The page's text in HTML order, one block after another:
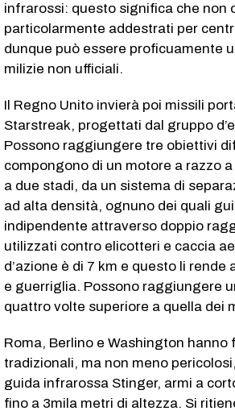
infrarossi: questo significa che non
particolarmente addestrati per
dunque può essere proficuamente
milizie non ufficiali.
Il Regno Unito invierà poi missili
Starstreak, progettati dal gruppo
Possono raggiungere tre obiettivi
compongono di un motore a razzo
a due stadi, da un sistema di
ad alta densità, ognuno dei quali
indipendente attraverso doppio
utilizzati contro elicotteri e caccia
d’azione è di 7 km e questo li rende
e guerriglia. Possono raggiungere
quattro volte superiore a quella dei
Roma, Berlino e Washington hanno
tradizionali, ma non meno
guida infrarossa Stinger, armi a
fino a 3mila metri di altezza. Si